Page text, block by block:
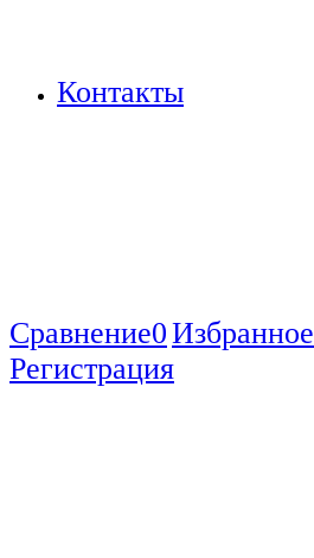
Контакты
Сравнение0Избранное
Регистрация